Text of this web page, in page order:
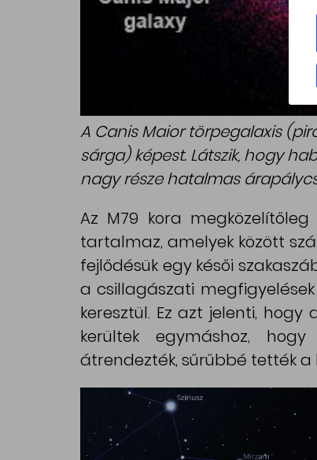
A Canis Maior törpegalaxis
sárga) képest. Látszik, hogy
nagy része hatalmas
Az M79 kora
tartalmaz, amelyek között
fejlődésük egy késői
a csillagászati
keresztül. Ez azt jelenti,
kerültek egymáshoz,
átrendezték, sűrűbbé tették a